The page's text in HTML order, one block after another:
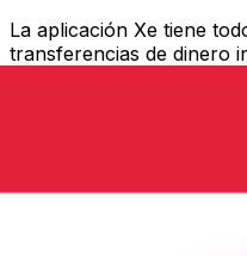
La aplicación Xe tiene
transferencias de dinero